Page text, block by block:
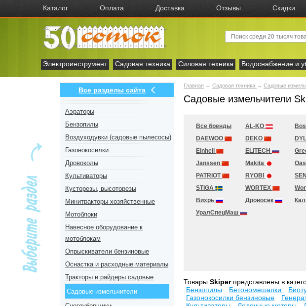
Каталог Оплата Доставка Отзывы Скидки
Электроинструмент
Садовая техника Силовая техника Водоснабжение и
Все разделы сайта
Аэраторы
Бензопилы
Воздуходувки (садовые пылесосы)
Газонокосилки
Дровоколы
Культиваторы
Кусторезы, высоторезы
Минитракторы хозяйственные
Мотоблоки
Навесное оборудование к
мотоблокам
Опрыскиватели бензиновые
Оснастка и расходные материалы
Тракторы и райдеры садовые
Садовые измельчители
Главная → Садовая техника → Садовые
Садовые измельчители
Все бренды AL-KO
DAEWOO
DEKO
Einhell
ELITECH
Janssen
Makita
PATRIOT
RYOBI
STIGA
WORTEX
Вихрь
Дровосек
УралСпецМаш
Товары Skiperпредставлены в
Бензопилы
Бетономешалки
Газонокосилки бензиновые